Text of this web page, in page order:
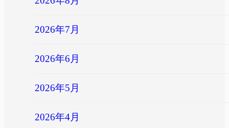
2026年7月
2026年6月
2026年5月
2026年4月